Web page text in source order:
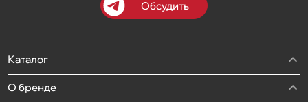
Обсудить
Каталог
О бренде